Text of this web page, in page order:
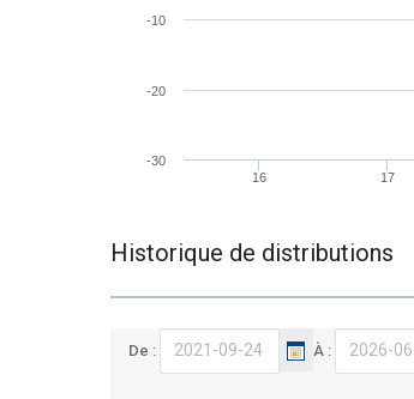
16 17
-30
-20
-10
Historique de distributions
De :Le
calendrier
À :Le
calendrier